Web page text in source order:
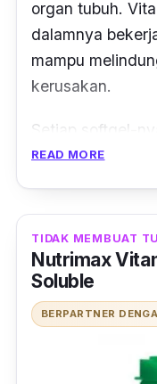
alpha tocopheryl
organ tubuh.
dalamnya
mampu
kerusakan.
Setiap softgel­ -
tocopherol (d-
suplemen ini
pun termasuk
ENAT dalam
kebutuhan
Selain itu,
READ MORE
TIDAK MEMBUAT
Nutrimax
Soluble
BERPARTNER